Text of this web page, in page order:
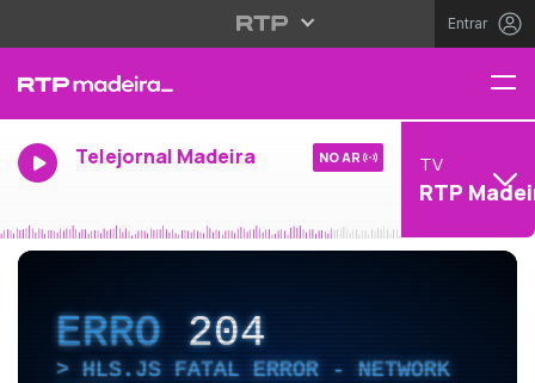
Entrar
Telejornal Madeira NO AR TV
RTP
ERRO204
HLS.JS FATAL ERROR - NETWORK